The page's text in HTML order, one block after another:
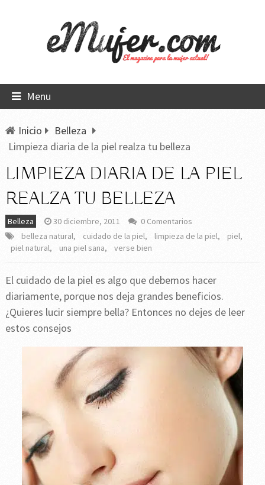
Menu
Inicio
Belleza
Limpieza diaria de la piel realza tu belleza
LIMPIEZA DIARIA DE LA PIEL
REALZA TU BELLEZA
Belleza 30 diciembre, 2011
0 Comentarios
belleza natural, cuidado de la piel, limpieza de la piel, piel,
piel natural, una piel sana, verse bien
El cuidado de la piel es algo que debemos hacer
diariamente, porque nos deja grandes beneficios.
¿Quieres lucir siempre bella? Entonces no dejes de leer
estos consejos